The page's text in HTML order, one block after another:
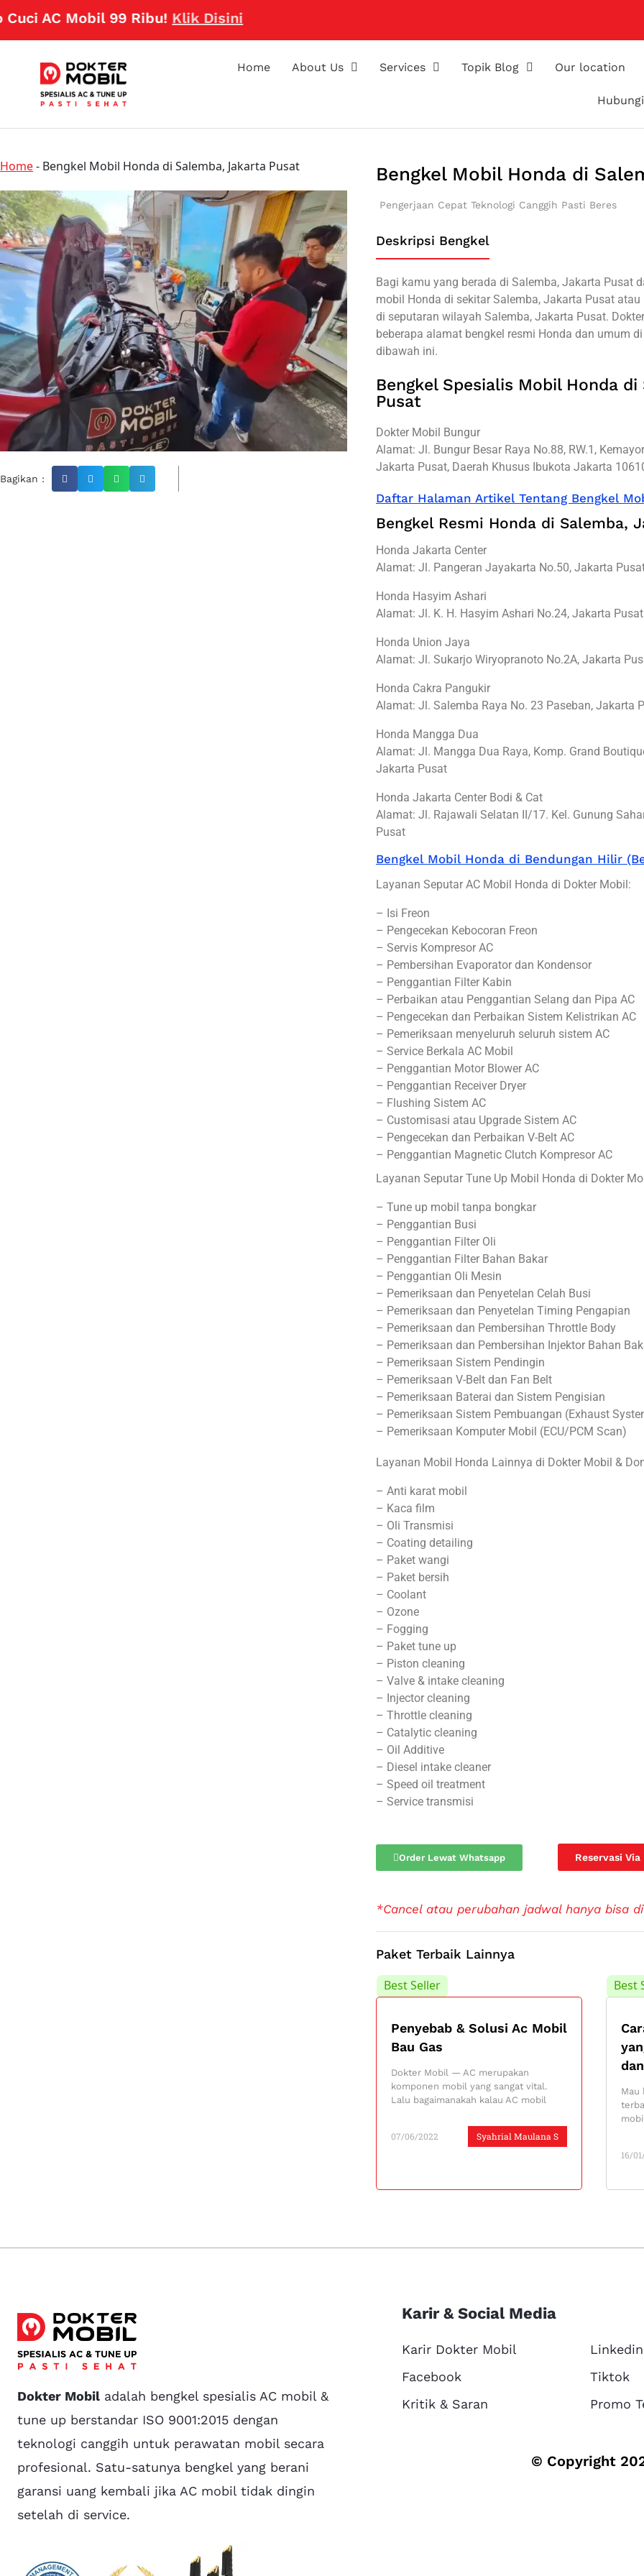
Mobil 99 Ribu! Klik Disini
Home About Us Services Topik Blog Our location
Home- Bengkel Mobil Honda di Salemba, Jakarta Pusat
Bagikan :
Bengkel Mobil Honda di
Pengerjaan Cepat Teknologi Canggih Pasti Beres
Deskripsi Bengkel
Bagi kamu yang berada di Salemba, Jakarta Pusat
mobil Honda di sekitar Salemba, Jakarta Pusat
di seputaran wilayah Salemba, Jakarta Pusat.
beberapa alamat bengkel resmi Honda dan umum
dibawah ini.
Bengkel Spesialis Mobil Honda
Pusat
Dokter Mobil Bungur
Alamat: Jl. Bungur Besar Raya No.88, RW.1,
Jakarta Pusat, Daerah Khusus Ibukota Jakarta
Daftar Halaman Artikel Tentang Bengkel
Bengkel Resmi Honda di Salemba,
Honda Jakarta Center
Alamat: Jl. Pangeran Jayakarta No.50, Jakarta
Honda Hasyim Ashari
Alamat: Jl. K. H. Hasyim Ashari No.24, Jakarta Pusat
Honda Union Jaya
Alamat: Jl. Sukarjo Wiryopranoto No.2A, Jakarta
Honda Cakra Pangukir
Alamat: Jl. Salemba Raya No. 23 Paseban, Jakarta
Honda Mangga Dua
Alamat: Jl. Mangga Dua Raya, Komp. Grand
Jakarta Pusat
Honda Jakarta Center Bodi & Cat
Alamat: Jl. Rajawali Selatan II/17. Kel. Gunung
Pusat
Bengkel Mobil Honda di Bendungan Hilir
Layanan Seputar AC Mobil Honda di Dokter Mobil:
– Isi Freon
– Pengecekan Kebocoran Freon
– Servis Kompresor AC
– Pembersihan Evaporator dan Kondensor
– Penggantian Filter Kabin
– Perbaikan atau Penggantian Selang dan Pipa AC
– Pengecekan dan Perbaikan Sistem Kelistrikan AC
– Pemeriksaan menyeluruh seluruh sistem AC
– Service Berkala AC Mobil
– Penggantian Motor Blower AC
– Penggantian Receiver Dryer
– Flushing Sistem AC
– Customisasi atau Upgrade Sistem AC
– Pengecekan dan Perbaikan V-Belt AC
– Penggantian Magnetic Clutch Kompresor AC
Layanan Seputar Tune Up Mobil Honda di Dokter
– Tune up mobil tanpa bongkar
– Penggantian Busi
– Penggantian Filter Oli
– Penggantian Filter Bahan Bakar
– Penggantian Oli Mesin
– Pemeriksaan dan Penyetelan Celah Busi
– Pemeriksaan dan Penyetelan Timing Pengapian
– Pemeriksaan dan Pembersihan Throttle Body
– Pemeriksaan dan Pembersihan Injektor Bahan
– Pemeriksaan Sistem Pendingin
– Pemeriksaan V-Belt dan Fan Belt
– Pemeriksaan Baterai dan Sistem Pengisian
– Pemeriksaan Sistem Pembuangan (Exhaust
– Pemeriksaan Komputer Mobil (ECU/PCM Scan)
Layanan Mobil Honda Lainnya di Dokter Mobil &
– Anti karat mobil
– Kaca film
– Oli Transmisi
– Coating detailing
– Paket wangi
– Paket bersih
– Coolant
– Ozone
– Fogging
– Paket tune up
– Piston cleaning
– Valve & intake cleaning
– Injector cleaning
– Throttle cleaning
– Catalytic cleaning
– Oil Additive
– Diesel intake cleaner
– Speed oil treatment
– Service transmisi
Order Lewat Whatsapp Reservasi Via
*Cancel atau perubahan jadwal hanya bisa
Paket Terbaik Lainnya
Best Seller
Penyebab & Solusi Ac Mobil
Bau Gas
Syahrial Maulana S
07/06/2022
Dokter Mobil — AC merupakan
komponen mobil yang sangat vital.
Lalu bagaimanakah kalau AC mobil
Best
16/
Mau
Dokter Mobil adalah bengkel spesialis AC mobil &
tune up berstandar ISO 9001:2015 dengan
teknologi canggih untuk perawatan mobil secara
profesional. Satu-satunya bengkel yang berani
garansi uang kembali jika AC mobil tidak dingin
setelah di service.
Karir & Social Media
Karir Dokter Mobil
Linkedin
Facebook
Tiktok
Kritik & Saran
Promo
© Copyright